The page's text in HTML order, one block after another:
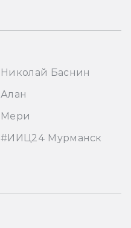
Николай Баснин
Алан
Мери
#ИИЦ24 Мурманск